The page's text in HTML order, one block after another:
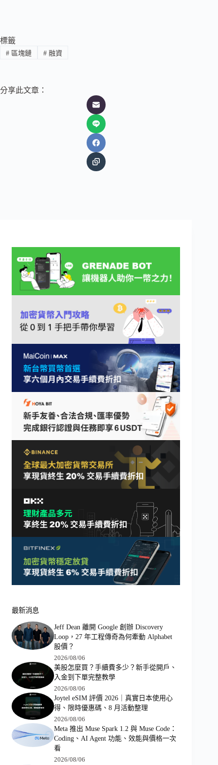
標籤
#區塊鏈 #融資
分享此文章：
最新消息
Jeff Dean 離開 Google 創辦 Discovery
Loop，27 年工程傳奇為何牽動 Alphabet
股價？
2026/08/06
美股怎麼買？手續費多少？新手從開戶、
入金到下單完整教學
2026/08/06
Joytel eSIM 評價 2026｜真實日本使用心
得、限時優惠碼、8 月活動整理
2026/08/06
Meta 推出 Muse Spark 1.2 與 Muse Code：
Coding、AI Agent 功能、效能與價格一次
看
2026/08/06